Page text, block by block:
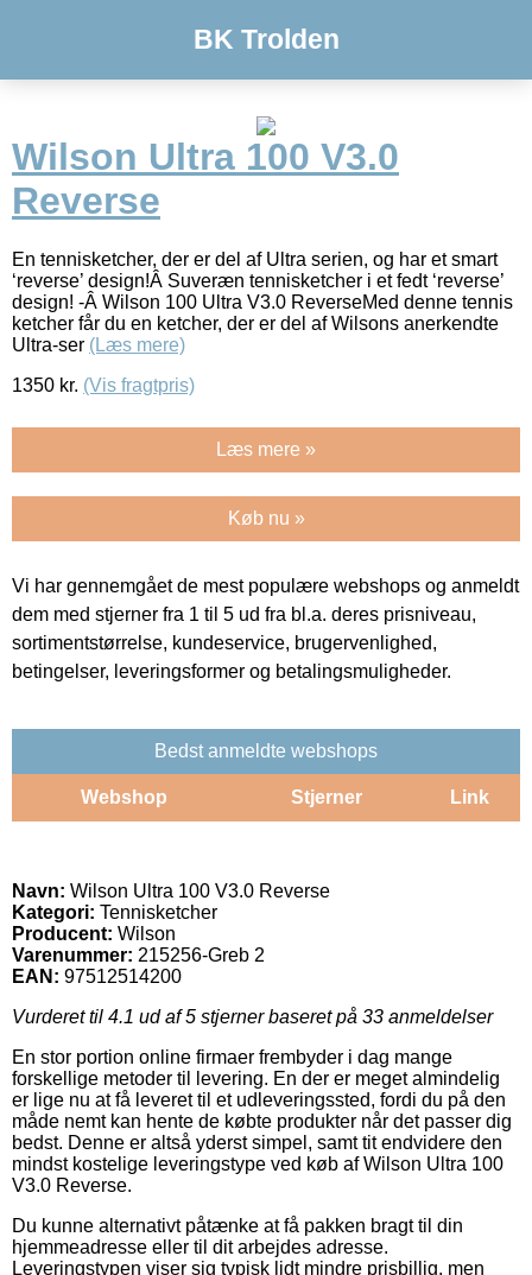
BK Trolden
Wilson Ultra 100 V3.0
Reverse
En tennisketcher, der er del af Ultra serien, og har et smart
‘reverse’ design!Â Suveræn tennisketcher i et fedt ‘reverse’
design! -Â Wilson 100 Ultra V3.0 ReverseMed denne tennis
ketcher får du en ketcher, der er del af Wilsons anerkendte
Ultra-ser (Læs mere)
1350 kr. (Vis fragtpris)
Læs mere »
Køb nu »
Vi har gennemgået de mest populære webshops og anmeldt
dem med stjerner fra 1 til 5 ud fra bl.a. deres prisniveau,
sortimentstørrelse, kundeservice, brugervenlighed,
betingelser, leveringsformer og betalingsmuligheder.
Bedst anmeldte webshops
Webshop Stjerner Link
Navn: Wilson Ultra 100 V3.0 Reverse
Kategori: Tennisketcher
Producent: Wilson
Varenummer: 215256-Greb 2
EAN: 97512514200
Vurderet til 4.1 ud af 5 stjerner baseret på 33 anmeldelser
En stor portion online firmaer frembyder i dag mange
forskellige metoder til levering. En der er meget almindelig
er lige nu at få leveret til et udleveringssted, fordi du på den
måde nemt kan hente de købte produkter når det passer dig
bedst. Denne er altså yderst simpel, samt tit endvidere den
mindst kostelige leveringstype ved køb af Wilson Ultra 100
V3.0 Reverse.
Du kunne alternativt påtænke at få pakken bragt til din
hjemmeadresse eller til dit arbejdes adresse.
Leveringstypen viser sig typisk lidt mindre prisbillig, men